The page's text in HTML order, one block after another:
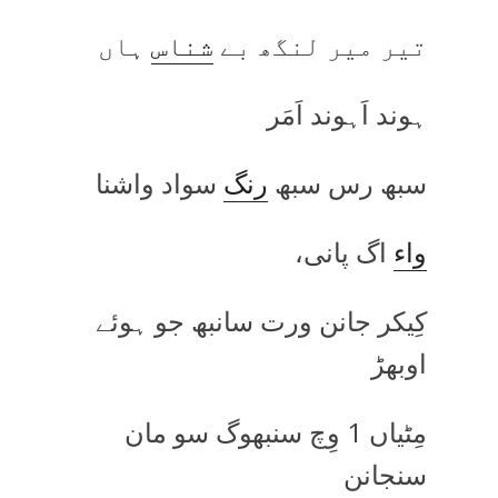
تیر میر لنگھ بے شناس ہاں
ہوند اَہوند اَمَر
سبھ رس سبھ رنگ سواد واشنا
واء اگ پانی،
کِیکر جانن ورت سانبھ جو ہوئے
اوبھڑ
مِٹیاں 1 وِچ سنبھوگ سو مان
سنجانن